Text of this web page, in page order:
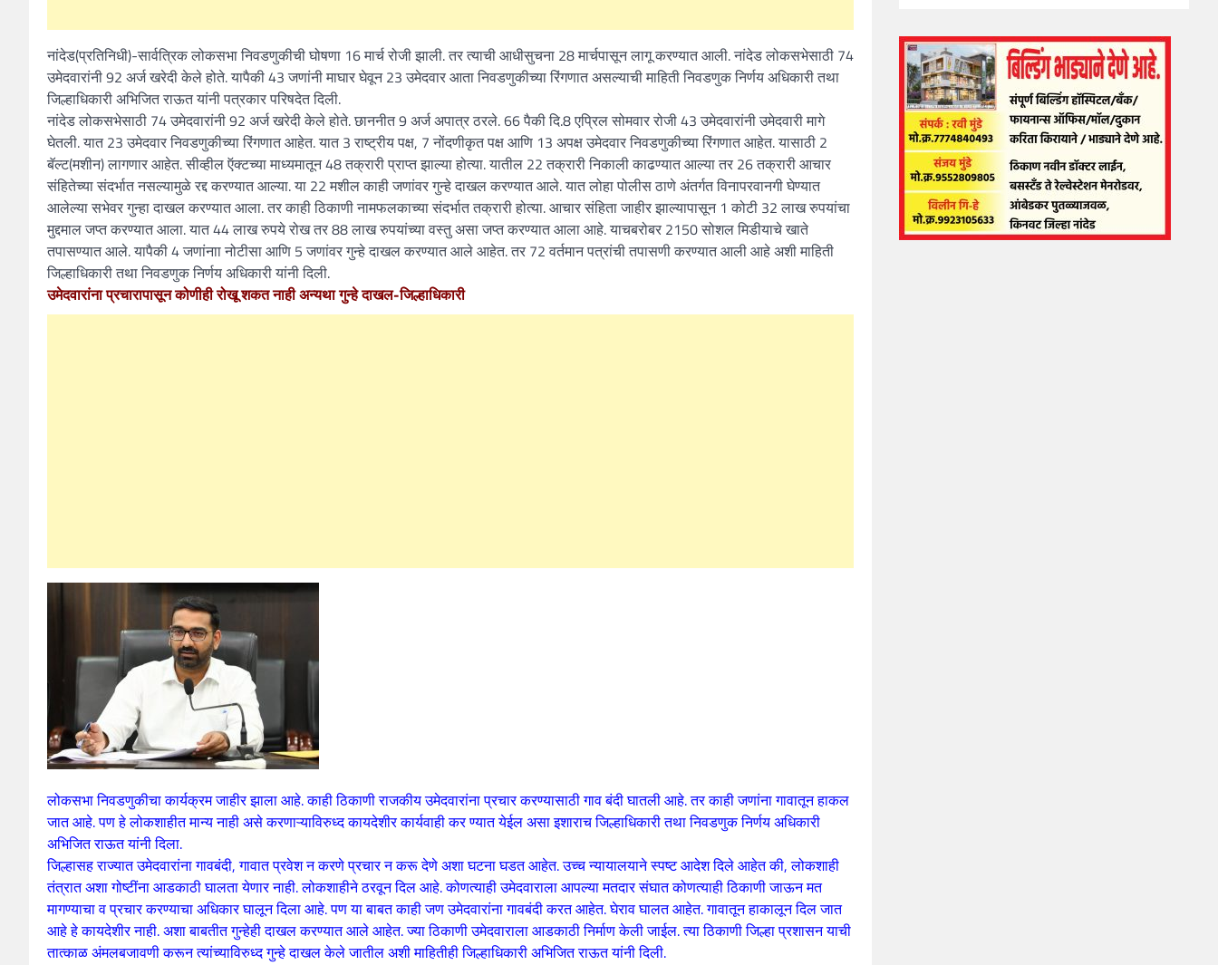
नांदेड(प्रतिनिधी)-सार्वत्रिक लोकसभा निवडणुकीची घोषणा 16 मार्च रोजी झाली. तर त्याची आधीसुचना 28 मार्चपासून लागू करण्यात आली. नांदेड लोकसभेसाठी 74
उमेदवारांनी 92 अर्ज खरेदी केले होते. यापैकी 43 जणांनी माघार घेवून 23 उमेदवार आता निवडणुकीच्या रिंगणात असल्याची माहिती निवडणुक निर्णय अधिकारी तथा
जिल्हाधिकारी अभिजित राऊत यांनी पत्रकार परिषदेत दिली.
नांदेड लोकसभेसाठी 74 उमेदवारांनी 92 अर्ज खरेदी केले होते. छाननीत 9 अर्ज अपात्र ठरले. 66 पैकी दि.8 एप्रिल सोमवार रोजी 43 उमेदवारांनी उमेदवारी मागे
घेतली. यात 23 उमेदवार निवडणुकीच्या रिंगणात आहेत. यात 3 राष्ट्रीय पक्ष, 7 नोंदणीकृत पक्ष आणि 13 अपक्ष उमेदवार निवडणुकीच्या रिंगणात आहेत. यासाठी 2
बॅल्ट(मशीन) लागणार आहेत. सीव्हील ऍक्टच्या माध्यमातून 48 तक्रारी प्राप्त झाल्या होत्या. यातील 22 तक्रारी निकाली काढण्यात आल्या तर 26 तक्रारी आचार
संहितेच्या संदर्भात नसल्यामुळे रद्द करण्यात आल्या. या 22 मशील काही जणांवर गुन्हे दाखल करण्यात आले. यात लोहा पोलीस ठाणे अंतर्गत विनापरवानगी घेण्यात
आलेल्या सभेवर गुन्हा दाखल करण्यात आला. तर काही ठिकाणी नामफलकाच्या संदर्भात तक्रारी होत्या. आचार संहिता जाहीर झाल्यापासून 1 कोटी 32 लाख रुपयांचा
मुद्दमाल जप्त करण्यात आला. यात 44 लाख रुपये रोख तर 88 लाख रुपयांच्या वस्तु असा जप्त करण्यात आला आहे. याचबरोबर 2150 सोशल मिडीयाचे खाते
तपासण्यात आले. यापैकी 4 जणांनाा नोटीसा आणि 5 जणांवर गुन्हे दाखल करण्यात आले आहेत. तर 72 वर्तमान पत्रांची तपासणी करण्यात आली आहे अशी माहिती
जिल्हाधिकारी तथा निवडणुक निर्णय अधिकारी यांनी दिली.
उमेदवारांना प्रचारापासून कोणीही रोखू शकत नाही अन्यथा गुन्हे दाखल-जिल्हाधिकारी
लोकसभा निवडणुकीचा कार्यक्रम जाहीर झाला आहे. काही ठिकाणी राजकीय उमेदवारांना प्रचार करण्यासाठी गाव बंदी घातली आहे. तर काही जणांना गावातून हाकल
जात आहे. पण हे लोकशाहीत मान्य नाही असे करणाऱ्याविरुध्द कायदेशीर कार्यवाही कर ण्यात येईल असा इशाराच जिल्हाधिकारी तथा निवडणुक निर्णय अधिकारी
अभिजित राऊत यांनी दिला.
जिल्हासह राज्यात उमेदवारांना गावबंदी, गावात प्रवेश न करणे प्रचार न करू देणे अशा घटना घडत आहेत. उच्च न्यायालयाने स्पष्ट आदेश दिले आहेत की, लोकशाही
तंत्रात अशा गोष्टींना आडकाठी घालता येणार नाही. लोकशाहीने ठरवून दिल आहे. कोणत्याही उमेदवाराला आपल्या मतदार संघात कोणत्याही ठिकाणी जाऊन मत
मागण्याचा व प्रचार करण्याचा अधिकार घालून दिला आहे. पण या बाबत काही जण उमेदवारांना गावबंदी करत आहेत. घेराव घालत आहेत. गावातून हाकालून दिल जात
आहे हे कायदेशीर नाही. अशा बाबतीत गुन्हेही दाखल करण्यात आले आहेत. ज्या ठिकाणी उमेदवाराला आडकाठी निर्माण केली जाईल. त्या ठिकाणी जिल्हा प्रशासन याची
तात्काळ अंमलबजावणी करून त्यांच्याविरुध्द गुन्हे दाखल केले जातील अशी माहितीही जिल्हाधिकारी अभिजित राऊत यांनी दिली.